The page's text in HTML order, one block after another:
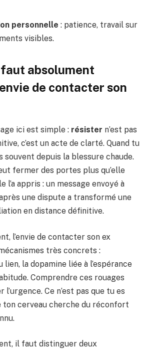
personnelle : patience, travail sur
visibles.
absolument
de contacter son
ici est simple : résister n’est pas
c’est un acte de clarté. Quand tu
souvent depuis la blessure chaude.
fermer des portes plus qu’elle
l’a appris : un message envoyé à
une dispute a transformé une
en distance définitive.
l’envie de contacter son ex
très concrets :
lien, la dopamine liée à l’espérance
Comprendre ces rouages
l’urgence. Ce n’est pas que tu es
ton cerveau cherche du réconfort
il faut distinguer deux